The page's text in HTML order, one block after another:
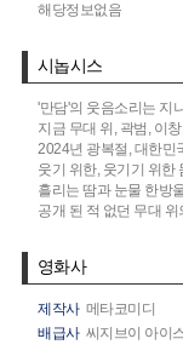
해당정보없음
시놉시스
'만담'의 웃음소리는 지
지금 무대 위, 곽범, 이
2024년 광복절, 대한민
웃기 위한, 웃기기 위
흘리는 땀과 눈물 한방
공개 된 적 없던 무대
영화사
제작사 메타코미디
배급사 씨지브이 아이